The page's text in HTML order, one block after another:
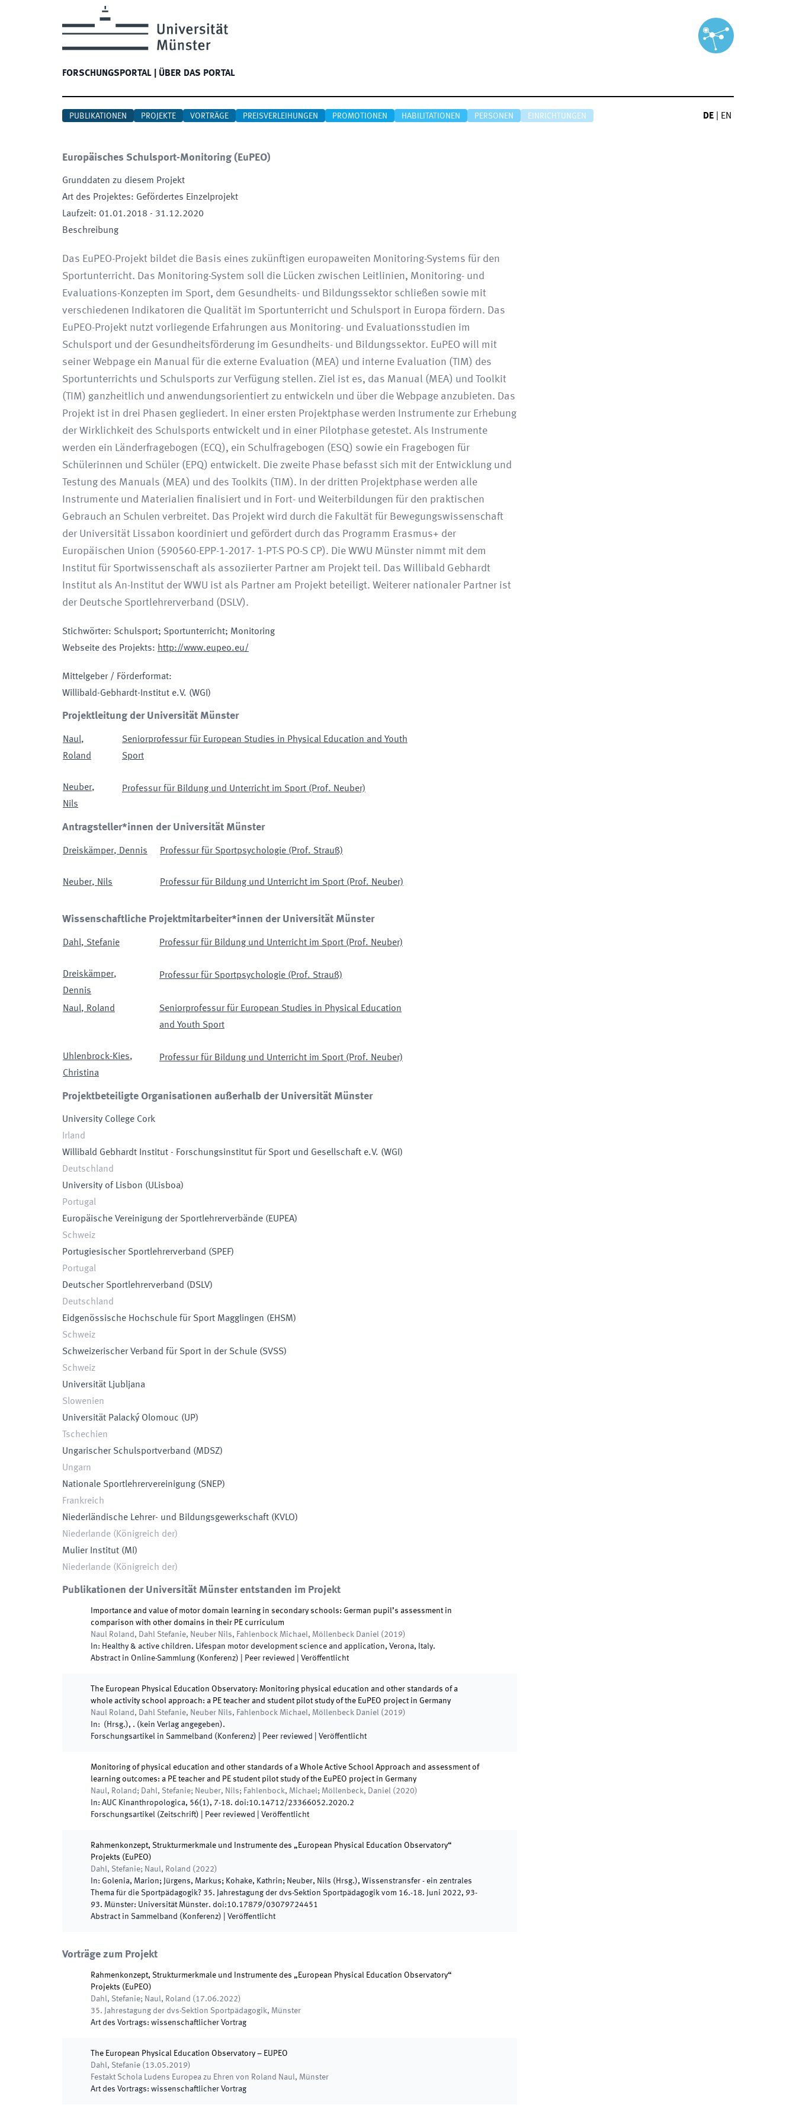
FORSCHUNGSPORTAL ÜBER DAS PORTAL
PUBLIKATIONEN PROJEKTE VORTRÄGE PREISVERLEIHUNGEN PROMOTIONEN HABILITATIONEN PERSONEN EINRICHTUNGEN DE EN
Europäisches Schulsport-Monitoring( EuPEO)
Grunddaten zu diesem Projekt
Art des Projektes: Gefördertes Einzelprojekt
Laufzeit: 01.01.2018 - 31.12.2020
Beschreibung
Das EuPEO-Projekt bildet die Basis eines zukünftigen europaweiten Monitoring-Systems für den
Sportunterricht. Das Monitoring-System soll die Lücken zwischen Leitlinien, Monitoring- und
Evaluations-Konzepten im Sport, dem Gesundheits- und Bildungssektor schließen sowie mit
verschiedenen Indikatoren die Qualität im Sportunterricht und Schulsport in Europa fördern. Das
EuPEO-Projekt nutzt vorliegende Erfahrungen aus Monitoring- und Evaluationsstudien im
Schulsport und der Gesundheitsförderung im Gesundheits- und Bildungssektor. EuPEO will mit
seiner Webpage ein Manual für die externe Evaluation (MEA) und interne Evaluation (TIM) des
Sportunterrichts und Schulsports zur Verfügung stellen. Ziel ist es, das Manual (MEA) und Toolkit
(TIM) ganzheitlich und anwendungsorientiert zu entwickeln und über die Webpage anzubieten. Das
Projekt ist in drei Phasen gegliedert. In einer ersten Projektphase werden Instrumente zur Erhebung
der Wirklichkeit des Schulsports entwickelt und in einer Pilotphase getestet. Als Instrumente
werden ein Länderfragebogen (ECQ), ein Schulfragebogen (ESQ) sowie ein Fragebogen für
Schülerinnen und Schüler (EPQ) entwickelt. Die zweite Phase befasst sich mit der Entwicklung und
Testung des Manuals (MEA) und des Toolkits (TIM). In der dritten Projektphase werden alle
Instrumente und Materialien finalisiert und in Fort- und Weiterbildungen für den praktischen
Gebrauch an Schulen verbreitet. Das Projekt wird durch die Fakultät für Bewegungswissenschaft
der Universität Lissabon koordiniert und gefördert durch das Programm Erasmus+ der
Europäischen Union (590560-EPP-1-2017- 1-PT-S PO-S CP). Die WWU Münster nimmt mit dem
Institut für Sportwissenschaft als assoziierter Partner am Projekt teil. Das Willibald Gebhardt
Institut als An-Institut der WWU ist als Partner am Projekt beteiligt. Weiterer nationaler Partner ist
der Deutsche Sportlehrerverband (DSLV).
Stichwörter: Schulsport; Sportunterricht; Monitoring
Webseite des Projekts: http://www.eupeo.eu/
Mittelgeber / Förderformat:
Willibald-Gebhardt-Institut e.V. (WGI)
Projektleitung der Universität Münster
Naul,
Roland
Seniorprofessur für European Studies in Physical Education and Youth
Sport
Neuber,
Nils
Professur für Bildung und Unterricht im Sport (Prof. Neuber)
Antragsteller*innen der Universität Münster
Dreiskämper, Dennis Professur für Sportpsychologie (Prof. Strauß)
Neuber, Nils Professur für Bildung und Unterricht im Sport (Prof. Neuber)
Wissenschaftliche Projektmitarbeiter*innen der Universität Münster
Dahl, Stefanie Professur für Bildung und Unterricht im Sport (Prof. Neuber)
Dreiskämper,
Dennis
Professur für Sportpsychologie (Prof. Strauß)
Naul, Roland
Seniorprofessur für European Studies in Physical Education
and Youth Sport
Uhlenbrock-Kies,
Christina
Professur für Bildung und Unterricht im Sport (Prof. Neuber)
Projektbeteiligte Organisationen außerhalb der Universität Münster
University College Cork
Irland
Willibald Gebhardt Institut - Forschungsinstitut für Sport und Gesellschaft e.V. (WGI )
Deutschland
University of Lisbon (ULisboa)
Portugal
Europäische Vereinigung der Sportlehrerverbände (EUPEA)
Schweiz
Portugiesischer Sportlehrerverband (SPEF)
Portugal
Deutscher Sportlehrerverband (DSLV)
Deutschland
Eidgenössische Hochschule für Sport Magglingen (EHSM)
Schweiz
Schweizerischer Verband für Sport in der Schule (SVSS)
Schweiz
Universität Ljubljana
Slowenien
Universität Palacký Olomouc (UP)
Tschechien
Ungarischer Schulsportverband (MDSZ)
Ungarn
Nationale Sportlehrervereinigung (SNEP)
Frankreich
Niederländische Lehrer- und Bildungsgewerkschaft ( KVLO)
Niederlande (Königreich der)
Mulier Institut (MI )
Niederlande (Königreich der)
Publikationen der Universität Münster entstanden im Projekt
Importance and value of motor domain learning in secondary schools: German pupil’s assessment in
comparison with other domains in their PE curriculum
Naul Roland, Dahl Stefanie, Neuber Nils, Fahlenbock Michael, Möllenbeck Daniel ( 2019)
In: Healthy & active children. Lifespan motor development science and application, Verona, Italy.
Abstract in Online-Sammlung (Konferenz) | Peer reviewed Veröffentlicht
The European Physical Education Observatory: Monitoring physical education and other standards of a
whole activity school approach: a PE teacher and student pilot study of the EuPEO project in Germany
Naul Roland, Dahl Stefanie, Neuber Nils, Fahlenbock Michael, Möllenbeck Daniel ( 2019)
In: ( Hrsg.), . ( kein Verlag angegeben).
Forschungsartikel in Sammelband (Konferenz) | Peer reviewed Veröffentlicht
Monitoring of physical education and other standards of a Whole Active School Approach and assessment of
learning outcomes: a PE teacher and PE student pilot study of the EuPEO project in Germany
Naul, Roland; Dahl, Stefanie; Neuber, Nils; Fahlenbock, Michael; Möllenbeck, Daniel ( 2020)
In: AUC Kinanthropologica, 56(1), 7-18. doi:10.14712/23366052.2020.2
Forschungsartikel (Zeitschrift) | Peer reviewed Veröffentlicht
Rahmenkonzept, Strukturmerkmale und Instrumente des „European Physical Education Observatory“
Projekts (EuPEO)
Dahl, Stefanie; Naul, Roland ( 2022)
In: Golenia, Marion; Jürgens, Markus; Kohake, Kathrin; Neuber, Nils ( Hrsg.), Wissenstransfer - ein zentrales
Thema für die Sportpädagogik? 35. Jahrestagung der dvs-Sektion Sportpädagogik vom 16.-18. Juni 2022, 93-
93. Münster: Universität Münster. doi:10.17879/03079724451
Abstract in Sammelband (Konferenz)
Veröffentlicht
Vorträge zum Projekt
Rahmenkonzept, Strukturmerkmale und Instrumente des „European Physical Education Observatory“
Projekts (EuPEO)
Dahl, Stefanie; Naul, Roland ( 17.06.2022)
35. Jahrestagung der dvs-Sektion Sportpädagogik, Münster
Art des Vortrags: wissenschaftlicher Vortrag
The European Physical Education Observatory – EUPEO
Dahl, Stefanie ( 13.05.2019)
Festakt Schola Ludens Europea zu Ehren von Roland Naul, Münster
Art des Vortrags: wissenschaftlicher Vortrag